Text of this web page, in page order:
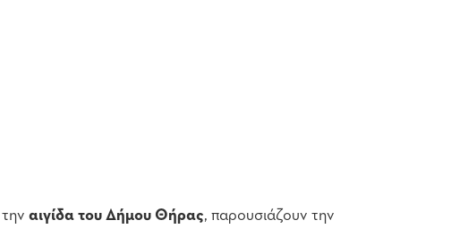
αιγίδα του Δήμου Θήρας, παρουσιάζουν την